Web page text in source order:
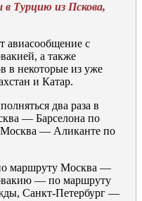
Турцию из Пскова,
авиасообщение с
а также
в некоторые из уже
и Катар.
два раза в
— Барселона по
— Аликанте по
маршруту Москва —
— по маршруту
Санкт-Петербург —